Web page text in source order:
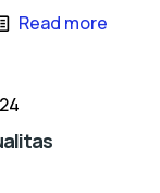
Read more